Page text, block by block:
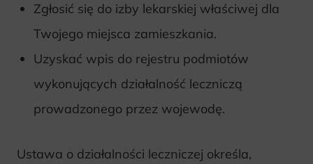
Zgłosić się do izby lekarskiej właściwej dla
Twojego miejsca zamieszkania.
Uzyskać wpis do rejestru podmiotów
wykonujących działalność leczniczą
prowadzonego przez wojewodę.
Ustawa o działalności leczniczej określa,